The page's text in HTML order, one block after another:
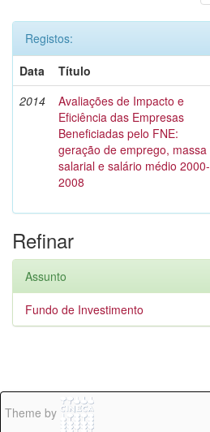
Registos:
Data
Título
2014
Avaliações de Impacto e
Eficiência das Empresas
Beneficiadas pelo FNE:
geração de emprego, massa
salarial e salário médio 2000-
2008
Refinar
Assunto
Fundo de Investimento
Theme by